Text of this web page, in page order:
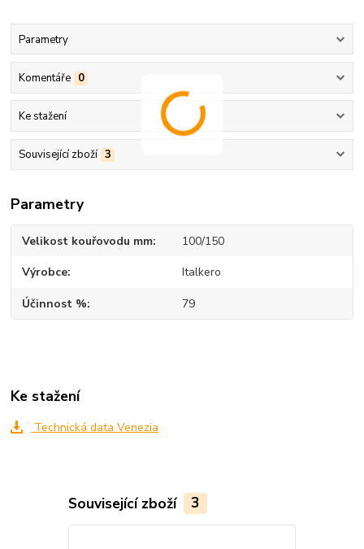
Parametry
Komentáře 0
Ke stažení
Související zboží 3
Parametry
Velikost kouřovodu mm 100/150
Výrobce Italkero
Účinnost % 79
Ke stažení
Technická data Venezia
Související zboží 3